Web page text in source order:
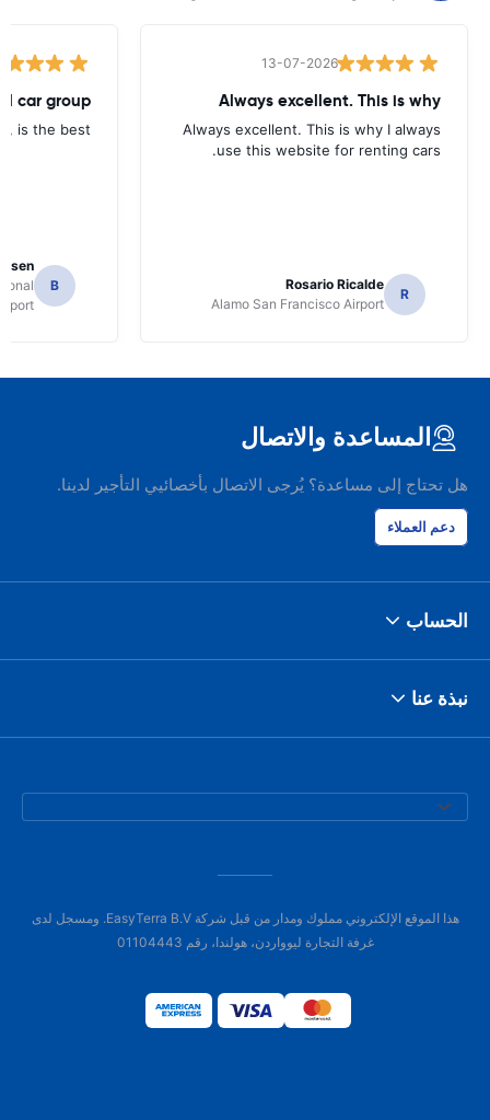
13-07-2026
Always excellent. This is why
Always excellent. This is why I always
use this website for renting cars.
R
Rosario Ricalde
Alamo San Francisco Airport
car group
is the best.
B
المساعدة والاتصال
هل تحتاج إلى مساعدة؟ يُرجى الاتصال بأخصائيي التأجير لدينا.
دعم العملاء
الحساب
نبذة عنا
هذا الموقع الإلكتروني مملوك ومدار من قبل شركة EasyTerra B.V. ومسجل لدى
غرفة التجارة ليوواردن، هولندا، رقم 01104443